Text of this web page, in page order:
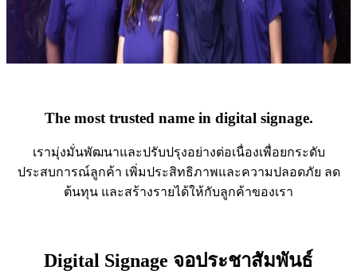
The most trusted name in digital signage.
เรามุ่งมั่นพัฒนาและปรับปรุงอย่างต่อเนื่องเพื่อยกระดับ
ประสบการณ์ลูกค้า เพิ่มประสิทธิภาพและความปลอดภัย ลด
ต้นทุน และสร้างรายได้ให้กับลูกค้าของเรา
Digital Signage จอประชาสัมพันธ์